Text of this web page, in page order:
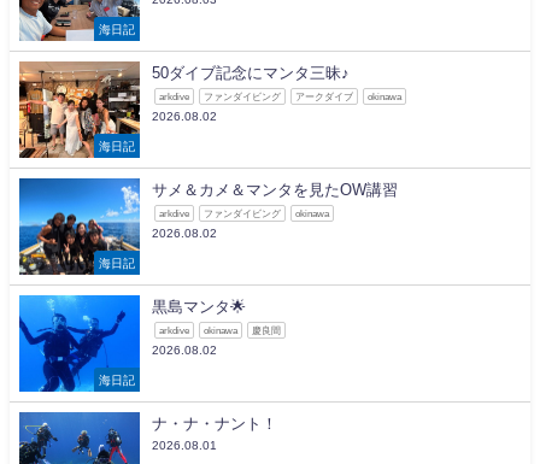
海日記
海日記
50ダイブ記念にマンタ三昧♪
arkdive ファンダイビング アークダイブ okinawa
2026.08.02
海日記
サメ＆カメ＆マンタを見たOW講習
arkdive ファンダイビング okinawa
2026.08.02
海日記
黒島マンタ🌟
arkdive okinawa 慶良間
2026.08.02
ナ・ナ・ナント！
2026.08.01